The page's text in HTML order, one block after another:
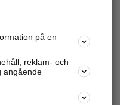
på en
reklam- och
angående